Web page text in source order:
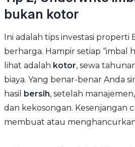
bukan kotor
Ini adalah tips investasi properti
berharga. Hampir setiap “imbal
lihat adalah kotor, sewa
biaya. Yang benar-benar Anda
hasil bersih, setelah
dan kekosongan. Kesenjangan
membuat atau